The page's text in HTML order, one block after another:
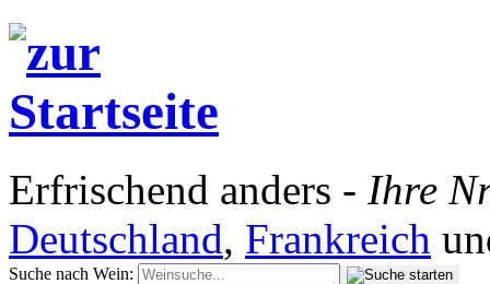
Erfrischend anders - Ihre
Deutschland, Frankreich
Suche nach Wein: